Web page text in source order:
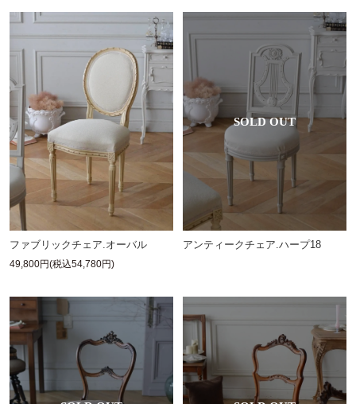
ファブリックチェア.オーバル
49,800円(税込54,780円)
アンティークチェア.ハープ18